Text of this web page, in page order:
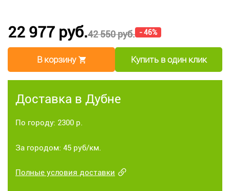
42 550 руб. - 46%
22 977 руб.
В корзину Купить в один клик
Доставка в Дубне
По городу: 2300 р.
За городом: 45 руб/км.
Полные условия доставки